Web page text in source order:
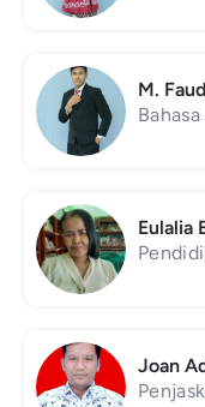
M.
Eulalia
Joan